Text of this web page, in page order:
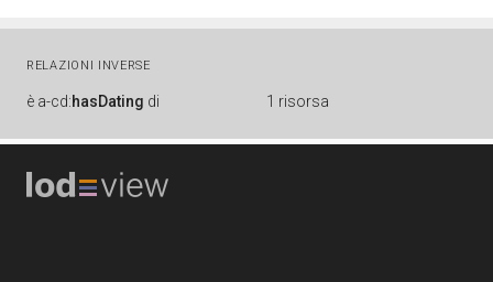
RELAZIONI INVERSE
è a-cd:hasDating di 1 risorsa